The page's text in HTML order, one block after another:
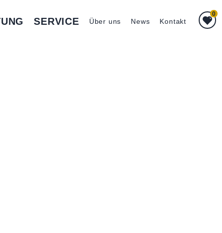
SERVICE Über uns News Kontakt
0